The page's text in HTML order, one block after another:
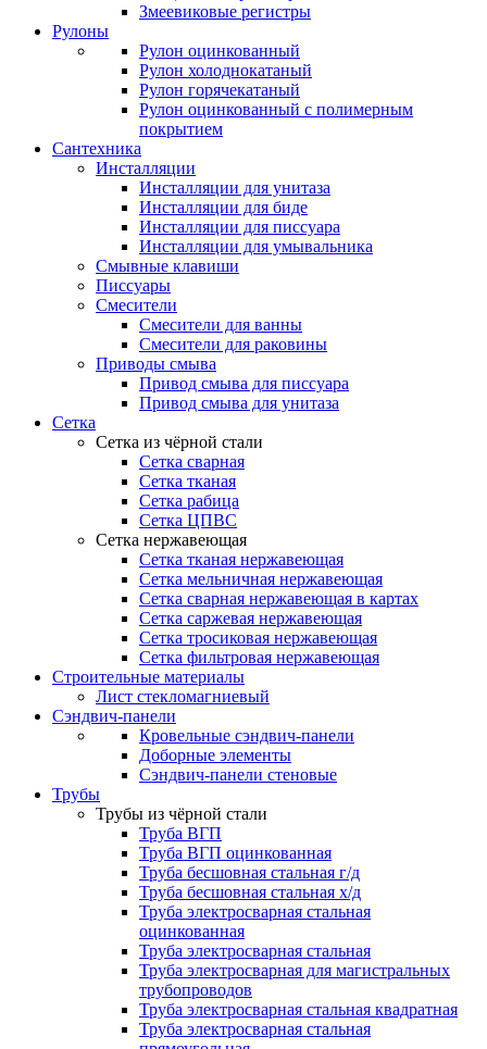
Змеевиковые регистры
Рулоны
Рулон оцинкованный
Рулон холоднокатаный
Рулон горячекатаный
Рулон оцинкованный с полимерным
покрытием
Сантехника
Инсталляции
Инсталляции для унитаза
Инсталляции для биде
Инсталляции для писсуара
Инсталляции для умывальника
Смывные клавиши
Писсуары
Смесители
Смесители для ванны
Смесители для раковины
Приводы смыва
Привод смыва для писсуара
Привод смыва для унитаза
Сетка
Сетка из чёрной стали
Сетка сварная
Сетка тканая
Сетка рабица
Сетка ЦПВС
Сетка нержавеющая
Сетка тканая нержавеющая
Сетка мельничная нержавеющая
Сетка сварная нержавеющая в картах
Сетка саржевая нержавеющая
Сетка тросиковая нержавеющая
Сетка фильтровая нержавеющая
Строительные материалы
Лист стекломагниевый
Сэндвич-панели
Кровельные сэндвич-панели
Доборные элементы
Сэндвич-панели стеновые
Трубы
Трубы из чёрной стали
Труба ВГП
Труба ВГП оцинкованная
Труба бесшовная стальная г/д
Труба бесшовная стальная х/д
Труба электросварная стальная
оцинкованная
Труба электросварная стальная
Труба электросварная для магистральных
трубопроводов
Труба электросварная стальная квадратная
Труба электросварная стальная